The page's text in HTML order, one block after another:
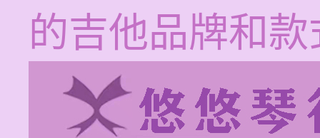
的吉他品牌和款